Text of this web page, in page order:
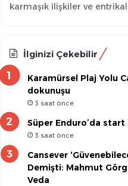
karmaşık ilişkiler ve
İlginizi Çekebilir
Karamürsel Plaj Yolu
dokunuşu
3 saat önce
Süper Enduro’da start
3 saat önce
Cansever
Demişti: Mahmut
Veda